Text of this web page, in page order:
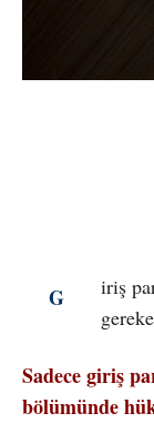
G
iriş
Sadece giriş
bölümünde